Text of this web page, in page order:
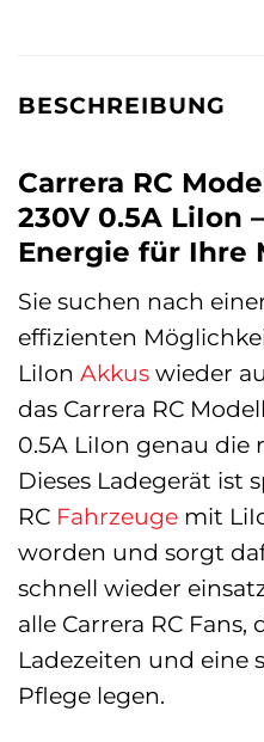
BESCHREIBUNG
Carrera RC
230V 0.5A LiIon
Energie für Ihre
Sie suchen nach
effizienten
LiIon Akkus wieder
das Carrera RC
0.5A LiIon genau die
Dieses Ladegerät ist
RC Fahrzeuge mit
worden und sorgt
schnell wieder
alle Carrera RC
Ladezeiten und eine
Pflege legen.